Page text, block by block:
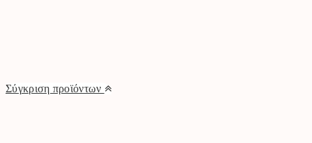
Σύγκριση προϊόντων